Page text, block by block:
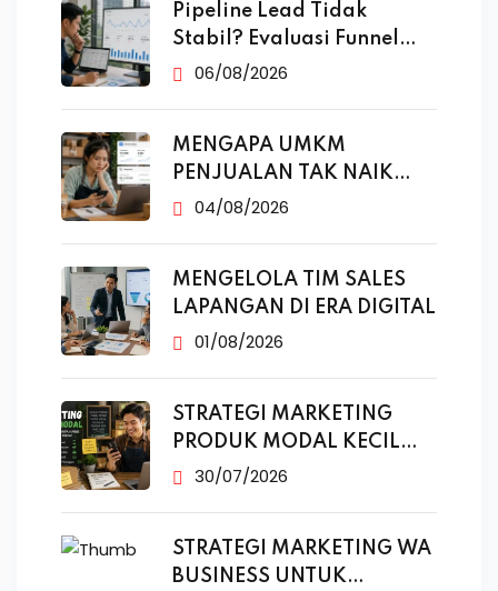
Pipeline Lead Tidak
Stabil? Evaluasi Funnel
Marketing
06/08/2026
MENGAPA UMKM
PENJUALAN TAK NAIK
MESKI SUDAH
04/08/2026
MENGELOLA TIM SALES
LAPANGAN DI ERA DIGITAL
01/08/2026
STRATEGI MARKETING
PRODUK MODAL KECIL
TANPA IKLAN
30/07/2026
STRATEGI MARKETING WA
BUSINESS UNTUK